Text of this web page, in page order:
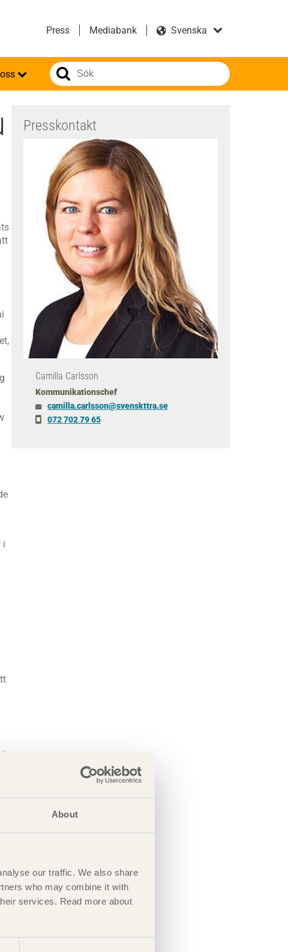
About
our traffic. We also share
who may combine it with
services. Read more about
Press Mediabank
i
Presskontakt
Camilla Carlsson
Kommunikationschef
camilla.carlsson@svenskttra.se
072 702 79 65